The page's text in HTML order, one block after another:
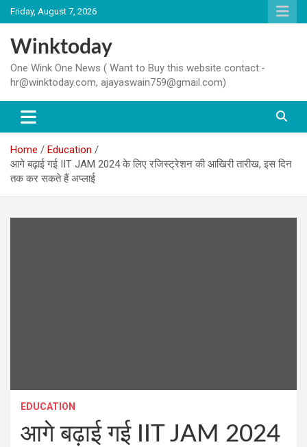
Skip
to
content
Friday, August 7, 2026
Winktoday
One Wink One News ( Want to Buy this website contact:-
hr@winktoday.com, ajayaswain759@gmail.com)
Home
Education
आगे बढ़ाई गई IIT JAM 2024 के लिए रजिस्ट्रेशन की आखिरी तारीख, इस दिन
तक कर सकते हैं अप्लाई
EDUCATION
आगे बढ़ाई गई IIT JAM 2024